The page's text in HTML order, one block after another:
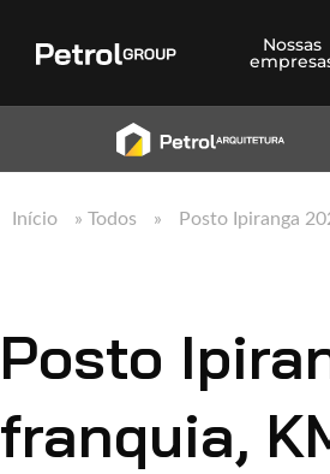
Nossas
Início » Todos » Posto Ipiranga
Posto
franquia,